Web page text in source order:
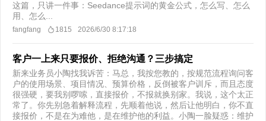
这篇，只讲一件事：Seedance提示词的黄金公式，怎么写、怎么
用、怎么...
fangfang 1815 2026/6/30 8:17:18
客户一上来只要报价、拒绝沟通？三步搞定
新来业务员小陶找我诉苦：马总，我按您教的，按规范流程询问客
户的使用场景、项目情况、预算价格，反倒被客户训斥，而且态度
很强硬，要我别啰嗦，直接报价，不报就换别家。我说，这个太正
常了。你先别急着解释流程，先顺着他说，然后让他明白，你不直
接报价，不是在为难他，是在维护他的利益。小陶一脸疑惑：维护